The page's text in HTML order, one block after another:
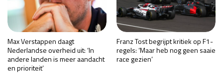
Max Verstappen daagt
Nederlandse overheid uit: ‘In
andere landen is meer aandacht
en prioriteit’
Franz Tost begrijpt kritiek op F1-
regels: ‘Maar heb nog geen saaie
race gezien’